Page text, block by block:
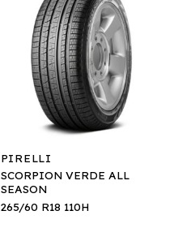
PIRELLI
SCORPION VERDE ALL
SEASON
265/60 R18 110H